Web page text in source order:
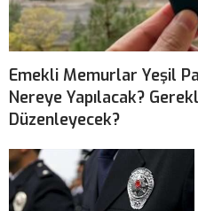
Emekli Memurlar Yeşil
Nereye Yapılacak?
Düzenleyecek?